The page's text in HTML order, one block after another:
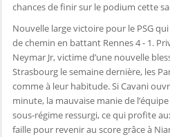
chances de finir sur le podium cette
Nouvelle large victoire pour le PSG
de chemin en battant Rennes 4 - 1.
Neymar Jr, victime d’une nouvelle
Strasbourg le semaine dernière, les
comme à leur habitude. Si Cavani
minute, la mauvaise manie de
sous-régime ressurgi, ce qui profite
faille pour revenir au score grâce à